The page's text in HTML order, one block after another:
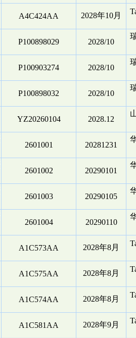
A4C424AA 2028年10月
P100898029 2028/10
P100903274 2028/10
P100898032 2028/10
YZ20260104 2028.12
2601001 20281231
2601002 20290101
2601003 20290105
2601004 20290110
A1C573AA 2028年8月
A1C575AA 2028年8月
A1C574AA 2028年8月
A1C581AA 2028年9月